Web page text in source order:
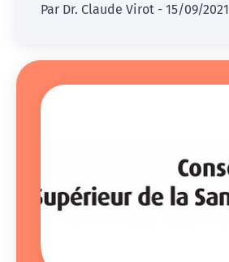
Par Dr. Claude Virot - 15/09/2021